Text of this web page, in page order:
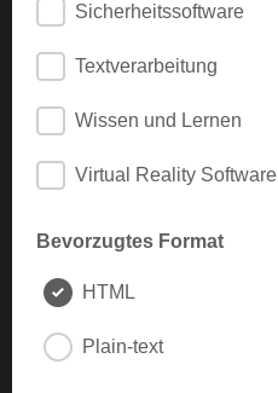
Sicherheitssoftware
Textverarbeitung
Wissen und Lernen
Virtual Reality Software
Bevorzugtes Format
HTML
Plain-text